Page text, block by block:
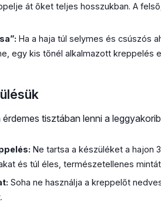
át őket teljes hosszukban. A
Ha a haja túl selymes és csúszós
egy kis tőnél alkalmazott kreppelés
tisztában lenni a
Ne tartsa a készüléket a hajon
és túl éles, természetellenes
Soha ne használja a kreppelőt